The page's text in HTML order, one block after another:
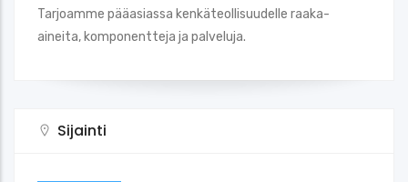
Tarjoamme pääasiassa kenkäteollisuudelle raaka-
aineita, komponentteja ja palveluja.
Sijainti